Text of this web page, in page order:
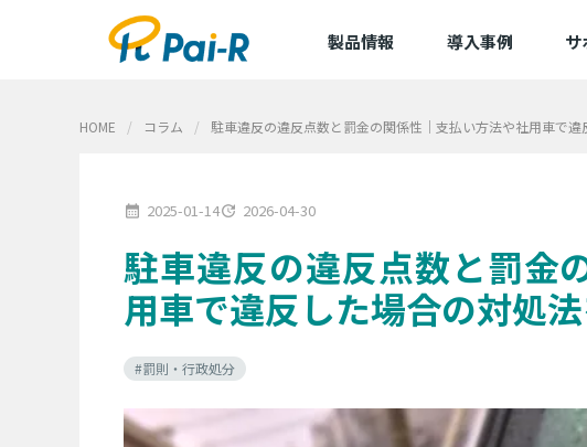
製品情報
TapCierge
導入事例
導入企業一覧
サ
動
HOME コラム 駐車違反の違反点数と罰金の関係性｜支払い方法や社用車で
calendar_month 2025-01-14update 2026-04-30
駐車違反の違反点数と罰金
用車で違反した場合の対処
#罰則・行政処分